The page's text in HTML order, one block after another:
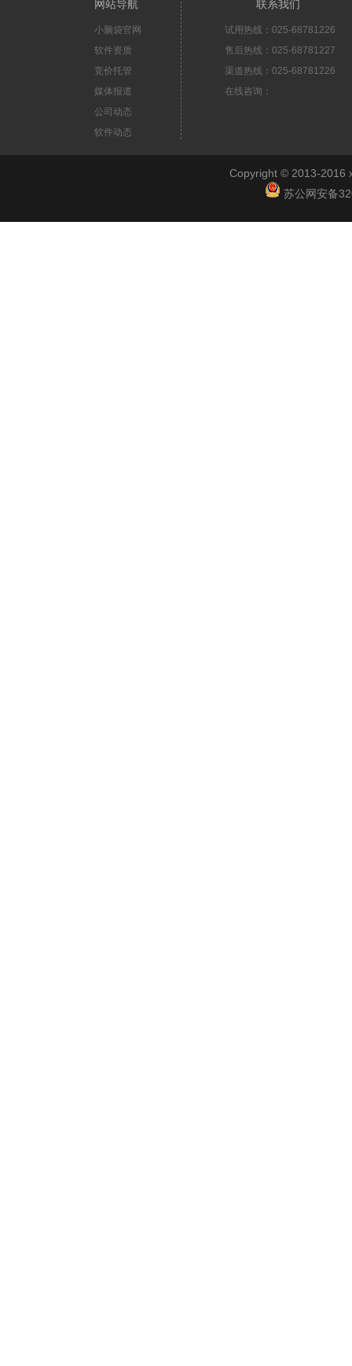
网站导航
小脑袋官网
软件资质
竞价托管
媒体报道
公司动态
软件动态
联系我们
试用热线：025-68781226
售后热线：025-68781227
渠道热线：025-68781226
在线咨询：
Copyright © 2013-2016
苏公网安备